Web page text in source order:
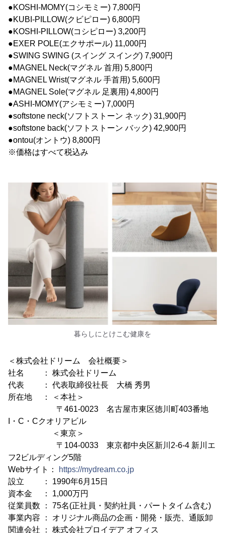
●KOSHI-MOMY(コシモミー) 7,800円
●KUBI-PILLOW(クビピロー) 6,800円
●KOSHI-PILLOW(コシピロー) 3,200円
●EXER POLE(エクサポール) 11,000円
●SWING SWING (スイング スイング) 7,900円
●MAGNEL Neck(マグネル 首用) 5,800円
●MAGNEL Wrist(マグネル 手首用) 5,600円
●MAGNEL Sole(マグネル 足裏用) 4,800円
●ASHI-MOMY(アシモミー) 7,000円
●softstone neck(ソフトストーン ネック) 31,900円
●softstone back(ソフトストーン バック) 42,900円
●ontou(オントウ) 8,800円
※価格はすべて税込み
暮らしにとけこむ健康を
＜株式会社ドリーム 会社概要＞
社名 ： 株式会社ドリーム
代表 ： 代表取締役社長 大橋 秀男
所在地 ： ＜本社＞
〒461-0023 名古屋市東区徳川町403番地
I・C・Cクオリアビル
＜東京＞
〒104-0033 東京都中央区新川2-6-4 新川エ
フ2ビルディング5階
Webサイト：
https://mydream.co.jp
設立 ： 1990年6月15日
資本金 ： 1,000万円
従業員数 ： 75名(正社員・契約社員・パートタイム含む)
事業内容 ： オリジナル商品の企画・開発・販売、通販卸
関連会社 ： 株式会社プロイデア オフィス